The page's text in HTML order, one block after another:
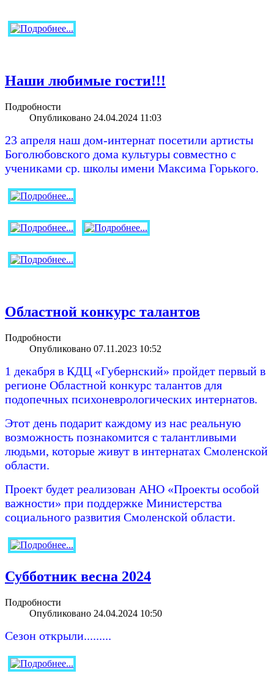
Наши любимые гости!!!
Подробности
Опубликовано 24.04.2024 11:03
23 апреля наш дом-интернат посетили артисты
Боголюбовского дома культуры совместно с
учениками ср. школы имени Максима Горького.
Областной конкурс талантов
Подробности
Опубликовано 07.11.2023 10:52
1 декабря в КДЦ «Губернский» пройдет первый в
регионе Областной конкурс талантов для
подопечных психоневрологических интернатов.
Этот день подарит каждому из нас реальную
возможность познакомится с талантливыми
людьми, которые живут в интернатах Смоленской
области.
Проект будет реализован АНО «Проекты особой
важности» при поддержке Министерства
социального развития Смоленской области.
Субботник весна 2024
Подробности
Опубликовано 24.04.2024 10:50
Сезон открыли.........